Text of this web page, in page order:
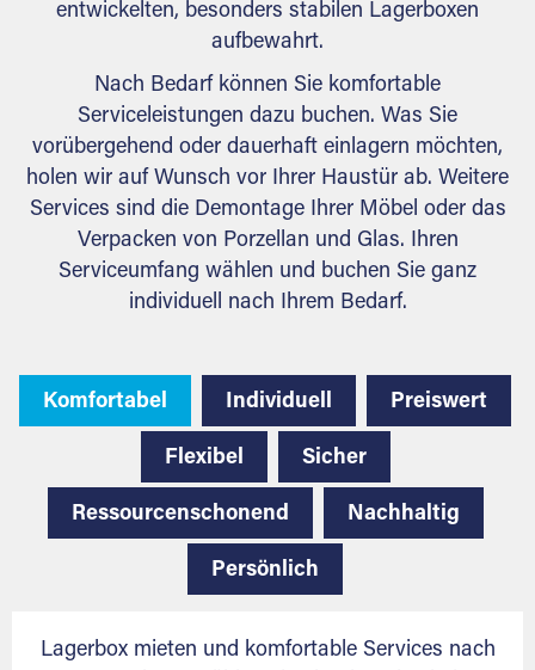
entwickelten, besonders stabilen Lagerboxen
aufbewahrt.
Nach Bedarf können Sie komfortable
Serviceleistungen dazu buchen. Was Sie
vorübergehend oder dauerhaft einlagern möchten,
holen wir auf Wunsch vor Ihrer Haustür ab. Weitere
Services sind die Demontage Ihrer Möbel oder das
Verpacken von Porzellan und Glas. Ihren
Serviceumfang wählen und buchen Sie ganz
individuell nach Ihrem Bedarf.
Komfortabel Individuell Preiswert
Flexibel Sicher
Ressourcenschonend Nachhaltig
Persönlich
Lagerbox mieten und komfortable Services nach